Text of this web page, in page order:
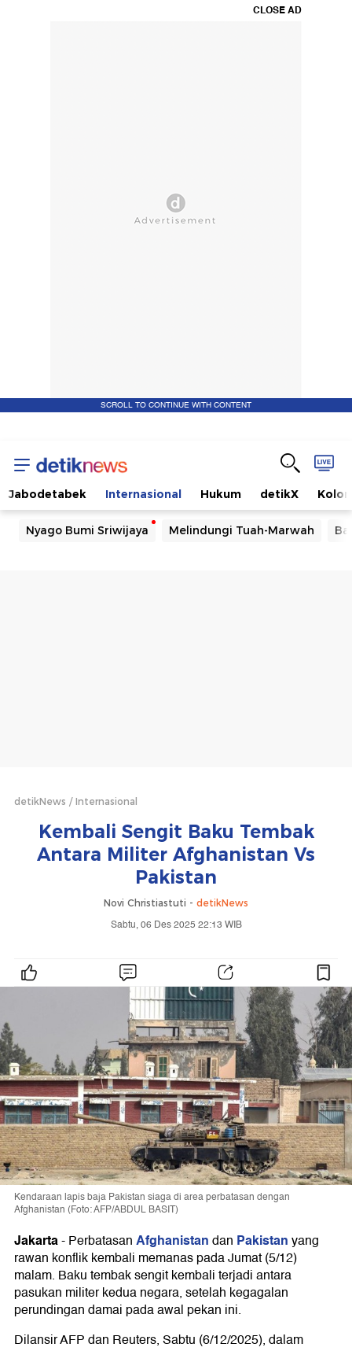
CLOSE AD
SCROLL TO CONTINUE WITH CONTENT
Jabodetabek Internasional Hukum detikX
Nyago Bumi Sriwijaya Melindungi Tuah-Marwah
detikNews Internasional
Kembali Sengit Baku Tembak
Antara Militer Afghanistan Vs
Pakistan
Novi Christiastuti - detikNews
Sabtu, 06 Des 2025 22:13 WIB
Kendaraan lapis baja Pakistan siaga di area perbatasan dengan
Afghanistan (Foto: AFP/ABDUL BASIT)
Jakarta-PerbatasanAfghanistandan Pakistanyang
rawan konflik kembali memanas pada Jumat (5/12)
malam. Baku tembak sengit kembali terjadi antara
pasukan militer kedua negara, setelah kegagalan
perundingan damai pada awal pekan ini.
Dilansir AFP dan Reuters, Sabtu (6/12/2025), dalam